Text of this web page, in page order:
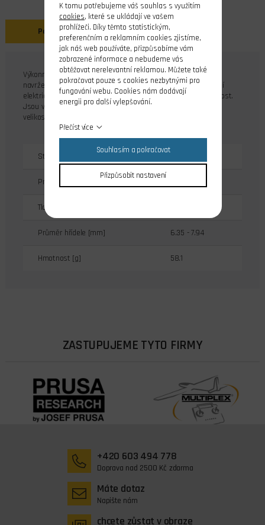
Popis
Výkonné vrtule pro R/C modelová letadla - řada K. Vrtule jsou
navrženy pro větší 2 a 4 taktové spalovací motory a konverzní
elektrické modely. Řada K poskytuje vynikající výkon a trvanlivost.
Jsou vyrobeny z kompozitu vyztuženého skelným vláknem ve
velikostech 12 až 16".
Stoupání [m]
Průměr vrtule [mm]
Tloušťka středu [mm]
Průměr hřídele [mm] 6.35 - 7.94
Hmotnost [g] 58.1
ZASTUPUJEME TYTO FIRMY
+420 603 494 778
Doprava nad 2500 Kč zdarma
Máte dotaz
Napište nám
chcete zůstat v obraze
K tomu potřebujeme váš souhlas s využitím
cookies, které se ukládají ve vašem
prohlížeči. Díky těmto statistickým,
preferenčním a reklamním cookies zjistíme,
jak náš web používáte, přizpůsobíme vám
zobrazené informace a nebudeme vás
obtěžovat nerelevantní reklamou. Můžete také
pokračovat pouze s cookies nezbytnými pro
fungování webu. Cookies nám dodávají
energii pro další vylepšování.
Přečíst více
Souhlasím a pokračovat
Přizpůsobit nastavení